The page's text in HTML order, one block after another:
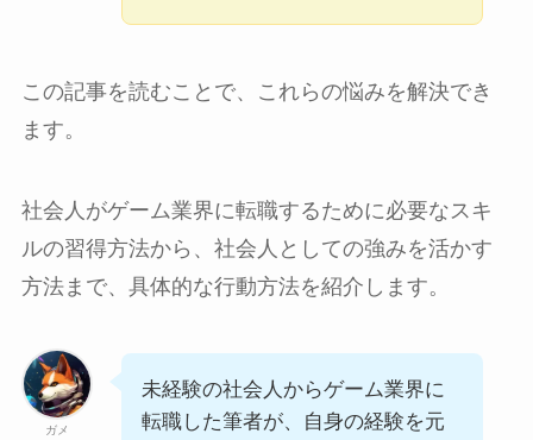
この記事を読むことで、これらの悩みを解決でき
ます。
社会人がゲーム業界に転職するために必要なスキ
ルの習得方法から、社会人としての強みを活かす
方法まで、具体的な行動方法を紹介します。
ガメ
未経験の社会人からゲーム業界に
転職した筆者が、自身の経験を元